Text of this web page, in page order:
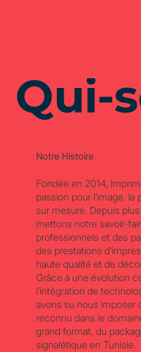
Qui-
Notre Histoire
Fondée en 2014,
passion pour l’image,
sur mesure. Depuis
mettons notre savoir-
professionnels et des
des prestations
haute qualité et de
Grâce à une évolution
l’intégration de
avons su nous imposer
reconnu dans le
grand format, du
signalétique en Tunisie.